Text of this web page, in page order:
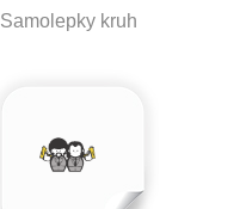
Samolepky kruh